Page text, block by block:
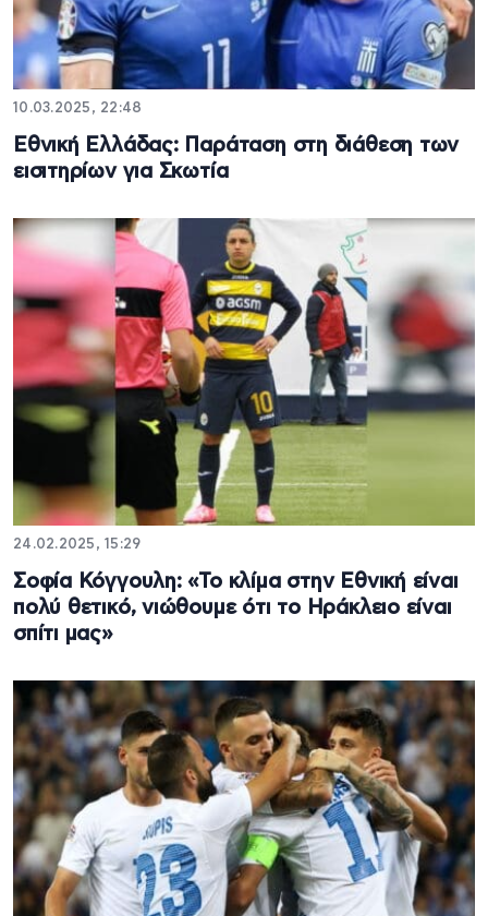
10.03.2025, 22:48
Εθνική Ελλάδας: Παράταση στη διάθεση των
εισιτηρίων για Σκωτία
24.02.2025, 15:29
Σοφία Κόγγουλη: «Το κλίμα στην Εθνική είναι
πολύ θετικό, νιώθουμε ότι το Ηράκλειο είναι
σπίτι μας»